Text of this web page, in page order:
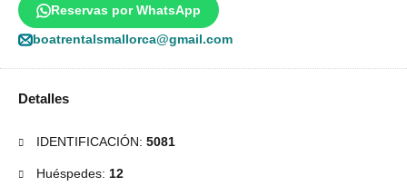
Reservas por WhatsApp
boatrentalsmallorca@gmail.com
Detalles
IDENTIFICACIÓN: 5081
Huéspedes: 12